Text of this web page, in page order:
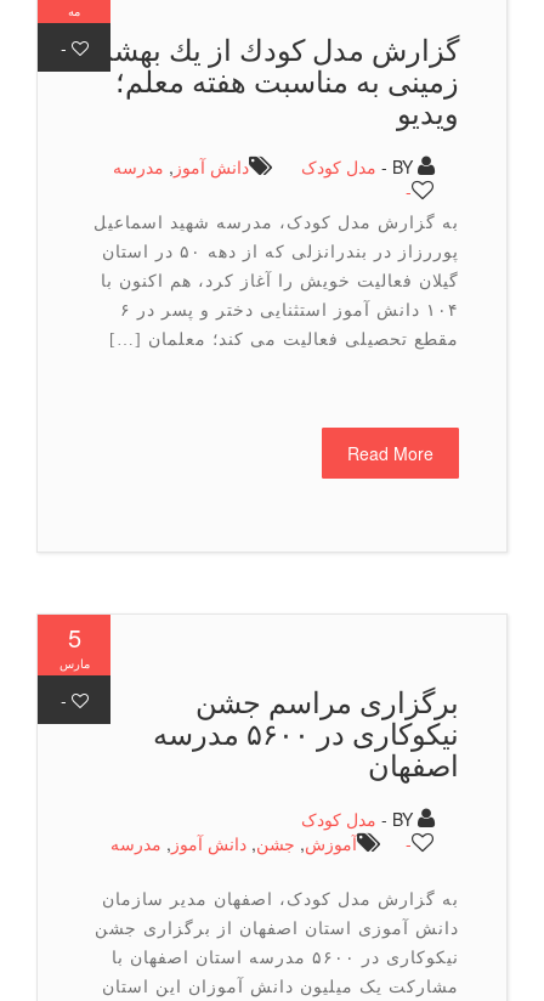
-
گزارش مدل كودك از یك بهشت
زمینی به مناسبت هفته معلم؛
مدل کودک دانش آموز,مدرسه
به گزارش مدل کودک، مدرسه شهید اسماعیل
پوررزاز در بندرانزلی که از دهه ۵۰ در استان
گیلان فعالیت خویش را آغاز کرد، هم اکنون با
۱۰۴ دانش آموز استثنایی دختر و پسر در ۶
مقطع تحصیلی فعالیت می کند؛ معلمان […]
Read More
برگزاری مراسم جشن
نیکوکاری در ۵۶۰۰ مدرسه
اصفهان
مدل کودک
آموزش,جشن,دانش آموز,مدرسه
به گزارش مدل کودک، اصفهان مدیر سازمان
دانش آموزی استان اصفهان از برگزاری جشن
نیکوکاری در ۵۶۰۰ مدرسه استان اصفهان با
مشارکت یک میلیون دانش آموزان این استان